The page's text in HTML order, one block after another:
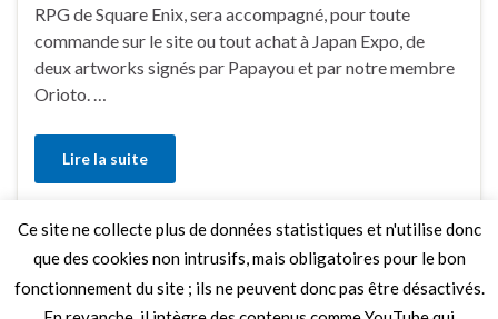
RPG de Square Enix, sera accompagné, pour toute
commande sur le site ou tout achat à Japan Expo, de
deux artworks signés par Papayou et par notre membre
Orioto. …
Lire la suite
Faire un commentaire
Ce site ne collecte plus de données statistiques et n'utilise donc
que des cookies non intrusifs, mais obligatoires pour le bon
fonctionnement du site ; ils ne peuvent donc pas être désactivés.